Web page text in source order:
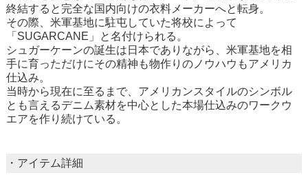
終結すると完全な国内向けの衣料メーカーへと転身。
その際、米軍基地に駐屯していた将校によって
「SUGARCANE」と名付けられる。
シュガーケーンの誕生は日本でありながら、米軍基地を相
手に育っただけにその精神も物作りのノウハウもアメリカ
仕込み。
当時から現在に至るまで、アメリカンスタイルのシンボル
とも言えるデニム素材を中心とした本場仕込みのワークウ
エアを作り続けている。
・アイテム詳細